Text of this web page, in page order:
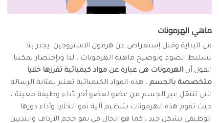
ماهي الهرمونات
فى البداية وقبل إستعراض عن هرمون الاستروجين يجدر بنا
تسليط الضوء وتوضيح ماهية الهرمونات ، لذا وبإختصار يمكننا
القول أن الهرمونات هى عبارة عن مواد كيميائية تفرزها خلايا
متخصصة بالجسم ، هذه المواد الكيميائية تعتبر بمثابة الرسالة
التى تنتقل عبر الجسم من عضو لعضو آخر لأداء وظيفة معينة ،
حيث تقوم هذه الهرمونات بتنظيم آلية نمو الخلايا وأداء دورها
الوظيفى بشكل جيد ، كما هو الحال فى نمو حجم الأرداف والثديين